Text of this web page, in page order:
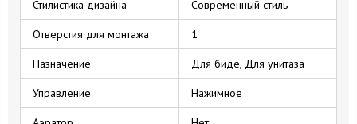
Стилистика дизайна Современный стиль
Отверстия для монтажа 1
Назначение Для биде, Для унитаза
Управление Нажимное